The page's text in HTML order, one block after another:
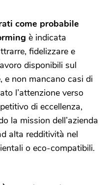
come probabile
è indicata
fidelizzare e
disponibili sul
e non mancano casi di
l’attenzione verso
di eccellenza,
la mission dell’azienda
alta redditività nel
o eco-compatibili.